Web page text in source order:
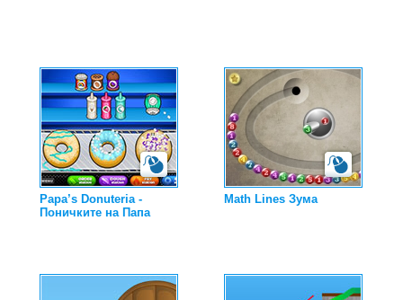
Papa’s Donuteria -
Поничките на Папа
Math Lines Зума